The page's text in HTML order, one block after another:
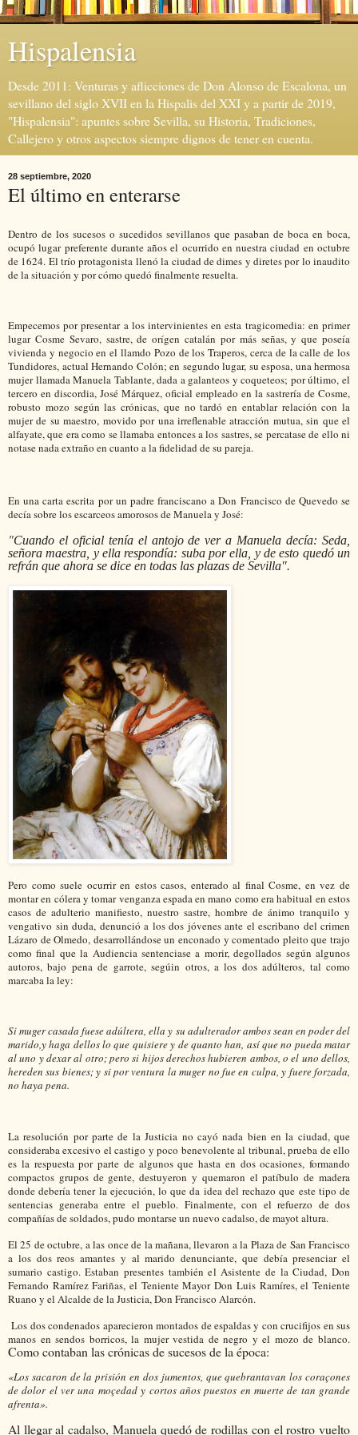
Hispalensia
Desde 2011: Venturas y aflicciones de Don Alonso de Escalona, un
sevillano del siglo XVII en la Hispalis del XXI y a partir de 2019,
"Hispalensia": apuntes sobre Sevilla, su Historia, Tradiciones,
Callejero y otros aspectos siempre dignos de tener en cuenta.
28 septiembre, 2020
El último en enterarse
Dentro de los sucesos o sucedidos sevillanos que pasaban de boca en boca,
ocupó lugar preferente durante años el ocurrido en nuestra ciudad en octubre
de 1624. El trío protagonista llenó la ciudad de dimes y diretes por lo inaudito
de la situación y por cómo quedó finalmente resuelta.
Empecemos por presentar a los intervinientes en esta tragicomedia: en primer
lugar Cosme Sevaro, sastre, de orígen catalán por más señas, y que poseía
vivienda y negocio en el llamdo Pozo de los Traperos, cerca de la calle de los
Tundidores, actual Hernando Colón; en segundo lugar, su esposa, una hermosa
mujer llamada Manuela Tablante, dada a galanteos y coqueteos; por último, el
tercero en discordia, José Márquez, oficial empleado en la sastrería de Cosme,
robusto mozo según las crónicas, que no tardó en entablar relación con la
mujer de su maestro, movido por una irreflenable atracción mutua, sin que el
alfayate, que era como se llamaba entonces a los sastres, se percatase de ello ni
notase nada extraño en cuanto a la fidelidad de su pareja.
En una carta escrita por un padre franciscano a Don Francisco de Quevedo se
decía sobre los escarceos amorosos de Manuela y José:
"Cuando el oficial tenía el antojo de ver a Manuela decía: Seda,
señora maestra, y ella respondía: suba por ella, y de esto quedó un
refrán que ahora se dice en todas las plazas de Sevilla".
Pero como suele ocurrir en estos casos, enterado al final Cosme, en vez de
montar en cólera y tomar venganza espada en mano como era habitual en estos
casos de adulterio manifiesto, nuestro sastre, hombre de ánimo tranquilo y
vengativo sin duda, denunció a los dos jóvenes ante el escribano del crimen
Lázaro de Olmedo, desarrollándose un enconado y comentado pleito que trajo
como final que la Audiencia sentenciase a morir, degollados según algunos
autoros, bajo pena de garrote, segúin otros, a los dos adúlteros, tal como
marcaba la ley:
Si muger casada fuese adúltera, ella y su adulterador ambos sean en poder del
marido,y haga dellos lo que quisiere y de quanto han, así que no pueda matar
al uno y dexar al otro; pero si hijos derechos hubieren ambos, o el uno dellos,
hereden sus bienes; y si por ventura la muger no fue en culpa, y fuere forzada,
no haya pena.
La resolución por parte de la Justicia no cayó nada bien en la ciudad, que
consideraba excesivo el castigo y poco benevolente al tribunal, prueba de ello
es la respuesta por parte de algunos que hasta en dos ocasiones, formando
compactos grupos de gente, destuyeron y quemaron el patíbulo de madera
donde debería tener la ejecución, lo que da idea del rechazo que este tipo de
sentencias generaba entre el pueblo. Finalmente, con el refuerzo de dos
compañías de soldados, pudo montarse un nuevo cadalso, de mayot altura.
El 25 de octubre, a las once de la mañana, llevaron a la Plaza de San Francisco
a los dos reos amantes y al marido denunciante, que debía presenciar el
sumario castigo. Estaban presentes también el Asistente de la Ciudad, Don
Fernando Ramírez Fariñas, el Teniente Mayor Don Luis Ramíres, el Teniente
Ruano y el Alcalde de la Justicia, Don Francisco Alarcón.
Los dos condenados aparecieron montados de espaldas y con crucifijos en sus
manos en sendos borricos, la mujer vestida de negro y el mozo de blanco.
Como contaban las crónicas de sucesos de la época:
«Los sacaron de la prisión en dos jumentos, que quebrantavan los coraçones
de dolor el ver una moçedad y cortos años puestos en muerte de tan grande
afrenta».
Al llegar al cadalso, Manuela quedó de rodillas con el rostro vuelto